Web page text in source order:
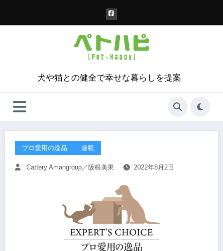
犬や猫との健全で幸せな暮らしを提案
プロ愛用の逸品 連載
Cattery Amangroup／阪根美果 2022年8月2日